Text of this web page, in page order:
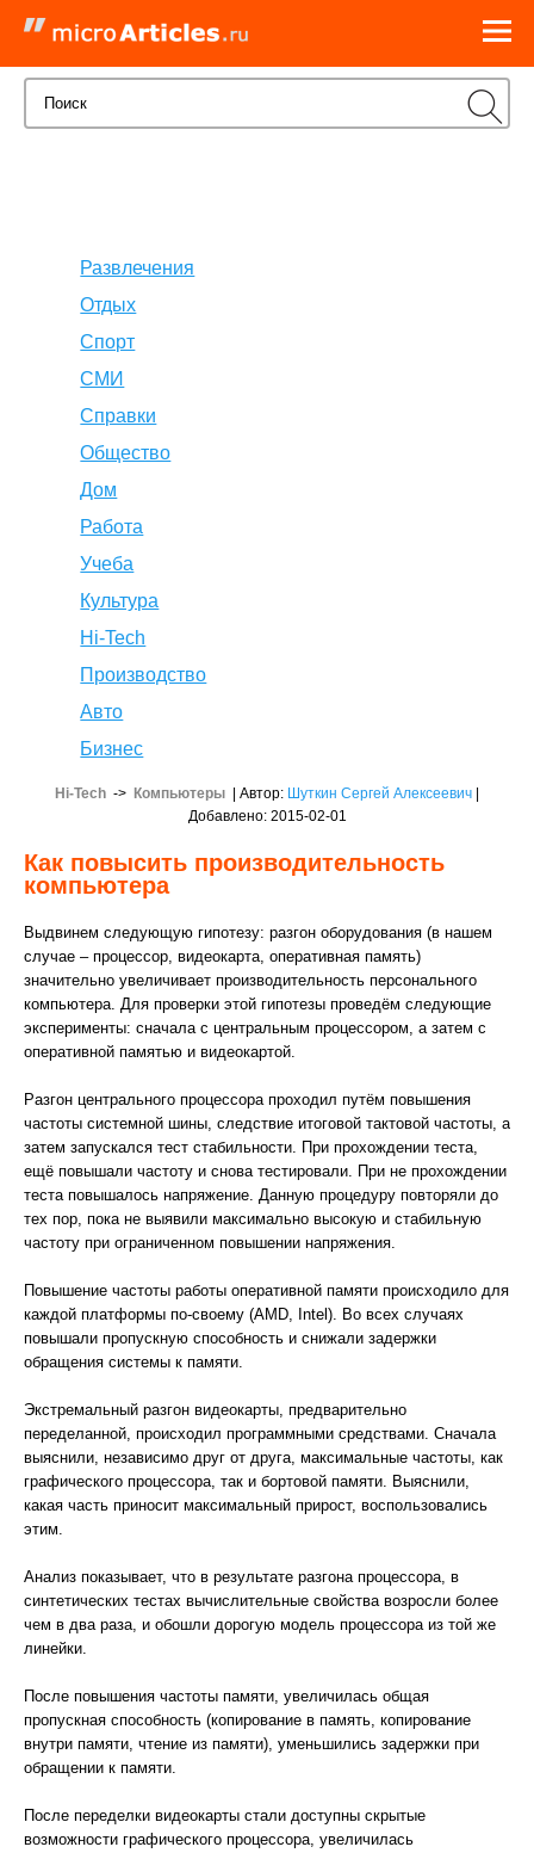
Развлечения
Отдых
Спорт
СМИ
Справки
Общество
Дом
Работа
Учеба
Культура
Hi-Tech
Производство
Авто
Бизнес
Hi-Tech -> Компьютеры | Автор: Шуткин Сергей Алексеевич
Добавлено: 2015-02-01
Как повысить производительность
компьютера
Выдвинем следующую гипотезу: разгон оборудования (в нашем
случае – процессор, видеокарта, оперативная память)
значительно увеличивает производительность персонального
компьютера. Для проверки этой гипотезы проведём следующие
эксперименты: сначала с центральным процессором, а затем с
оперативной памятью и видеокартой.
Разгон центрального процессора проходил путём повышения
частоты системной шины, следствие итоговой тактовой частоты, а
затем запускался тест стабильности. При прохождении теста,
ещё повышали частоту и снова тестировали. При не прохождении
теста повышалось напряжение. Данную процедуру повторяли до
тех пор, пока не выявили максимально высокую и стабильную
частоту при ограниченном повышении напряжения.
Повышение частоты работы оперативной памяти происходило для
каждой платформы по-своему (AMD, Intel). Во всех случаях
повышали пропускную способность и снижали задержки
обращения системы к памяти.
Экстремальный разгон видеокарты, предварительно
переделанной, происходил программными средствами. Сначала
выяснили, независимо друг от друга, максимальные частоты, как
графического процессора, так и бортовой памяти. Выяснили,
какая часть приносит максимальный прирост, воспользовались
этим.
Анализ показывает, что в результате разгона процессора, в
синтетических тестах вычислительные свойства возросли более
чем в два раза, и обошли дорогую модель процессора из той же
линейки.
После повышения частоты памяти, увеличилась общая
пропускная способность (копирование в память, копирование
внутри памяти, чтение из памяти), уменьшились задержки при
обращении к памяти.
После переделки видеокарты стали доступны скрытые
возможности графического процессора, увеличилась